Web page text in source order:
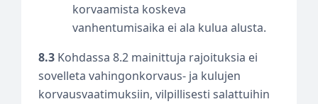
korvaamista koskeva
vanhentumisaika ei ala kulua alusta.
8.3 Kohdassa 8.2 mainittuja rajoituksia ei
sovelleta vahingonkorvaus- ja kulujen
korvausvaatimuksiin, vilpillisesti salattuihin